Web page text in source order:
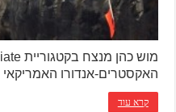
האקסטרים-אנדורו האמריקאי Last Dog Standing
קרא עוד